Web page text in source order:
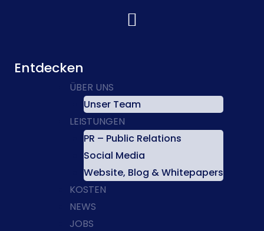
Entdecken
ÜBER UNS
Unser Team
LEISTUNGEN
PR – Public Relations
Social Media
Website, Blog & Whitepapers
KOSTEN
NEWS
JOBS